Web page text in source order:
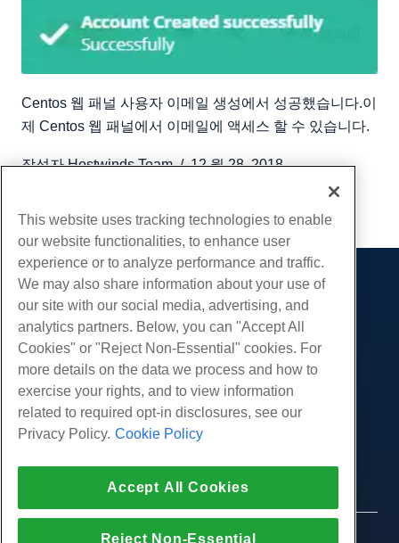
Centos 웹 패널 사용자 이메일 생성에서 성공했습니다.이
제 Centos 웹 패널에서 이메일에 액세스 할 수 있습니다.
작성자 Hostwinds Team/12 월 28, 2018
제품
웹 호스팅
비즈니스 호스팅
리셀러 호스팅
화이트 라벨 리셀러
관리되는 리눅스 VPS
관리되지 않는 리눅스 VPS
관리 창 VPS
관리되지 않는 Windows VPS
클라우드 서버
서비스
웹 사이트 마이그레이션
커뮤니티
제품 문서
튜토리얼
회사
회사 소개
프레스
우리와 함께 라이브 채팅
지원권을 엽니 다
This website uses tracking technologies to enable
our website functionalities, to enhance user
experience or to analyze performance and traffic.
We may also share information about your use of
our site with our social media, advertising, and
analytics partners. Below, you can "Accept All
Cookies" or "Reject Non-Essential" cookies. For
more details on the data we process and how to
exercise your rights, and to view information
related to required opt-in disclosures, see our
Privacy Policy. Cookie Policy
Accept All Cookies
Reject Non-Essential